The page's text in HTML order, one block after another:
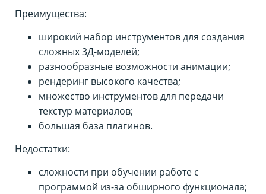
Преимущества:
широкий набор инструментов для создания
сложных 3Д-моделей;
разнообразные возможности анимации;
рендеринг высокого качества;
множество инструментов для передачи
текстур материалов;
большая база плагинов.
Недостатки:
сложности при обучении работе с
программой из-за обширного функционала;